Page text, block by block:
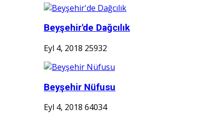
Beyşehir'de Dağcılık
Eyl 4, 2018 25932
Beyşehir Nüfusu
Eyl 4, 2018 64034